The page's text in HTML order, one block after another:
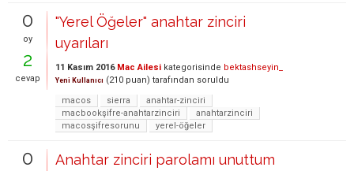
0
oy
2
cevap
"Yerel Öğeler" anahtar zinciri
uyarıları
11 Kasım 2016 Mac Ailesi kategorisinde bektashseyin_
Yeni Kullanıcı (210 puan) tarafından soruldu
macos
sierra
anahtar-zinciri
macbookşifre-anahtarzinciri
anahtarzinciri
macosşifresorunu
yerel-öğeler
0 Anahtar zinciri parolamı unuttum